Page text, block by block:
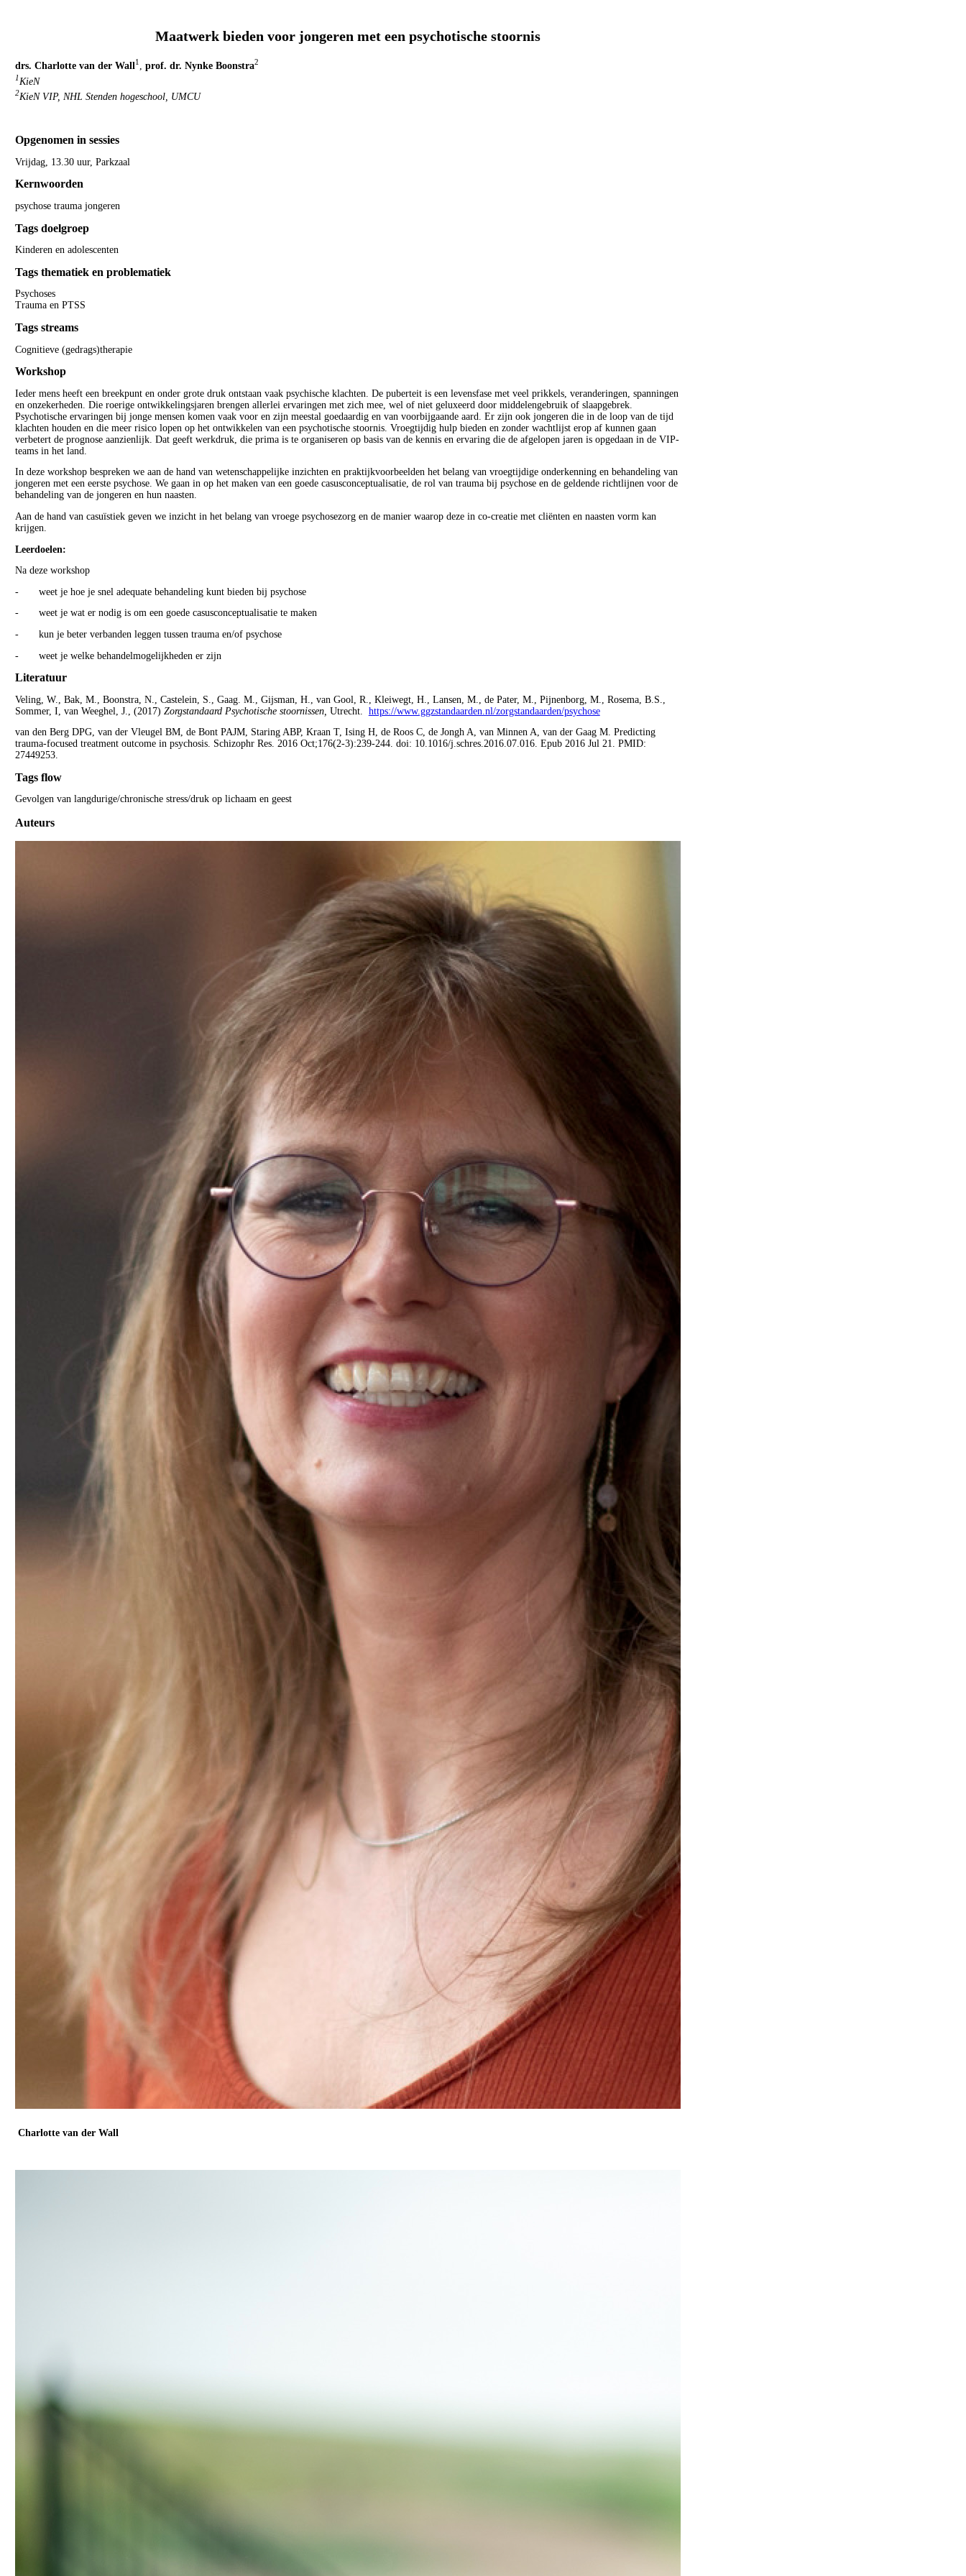
Maatwerk bieden voor jongeren met een psychotische stoornis
drs. Charlotte van der Wall 1 prof. dr. Nynke Boonstra2
1 KieN
2KieN VIP, NHL Stenden hogeschool, UMCU
Opgenomen in sessies
Vrijdag, 13.30 uur, Parkzaal
Kernwoorden
psychose trauma jongeren
Tags doelgroep
Kinderen en adolescenten
Tags thematiek en problematiek
Psychoses
Trauma en PTSS
Tags streams
Cognitieve (gedrags)therapie
Workshop
Ieder mens heeft een breekpunt en onder grote druk ontstaan vaak psychische klachten. De puberteit is een levensfase met veel prikkels, veranderingen, spanningen
en onzekerheden. Die roerige ontwikkelingsjaren brengen allerlei ervaringen met zich mee, wel of niet geluxeerd door middelengebruik of slaapgebrek.
Psychotische ervaringen bij jonge mensen komen vaak voor en zijn meestal goedaardig en van voorbijgaande aard. Er zijn ook jongeren die in de loop van de tijd
klachten houden en die meer risico lopen op het ontwikkelen van een psychotische stoornis. Vroegtijdig hulp bieden en zonder wachtlijst erop af kunnen gaan
verbetert de prognose aanzienlijk. Dat geeft werkdruk, die prima is te organiseren op basis van de kennis en ervaring die de afgelopen jaren is opgedaan in de VIP-
teams in het land.
In deze workshop bespreken we aan de hand van wetenschappelijke inzichten en praktijkvoorbeelden het belang van vroegtijdige onderkenning en behandeling van
jongeren met een eerste psychose. We gaan in op het maken van een goede casusconceptualisatie, de rol van trauma bij psychose en de geldende richtlijnen voor de
behandeling van de jongeren en hun naasten.
Aan de hand van casuïstiek geven we inzicht in het belang van vroege psychosezorg en de manier waarop deze in co-creatie met cliënten en naasten vorm kan
krijgen.
Leerdoelen:
Na deze workshop
- weet je hoe je snel adequate behandeling kunt bieden bij psychose
- weet je wat er nodig is om een goede casusconceptualisatie te maken
- kun je beter verbanden leggen tussen trauma en/of psychose
- weet je welke behandelmogelijkheden er zijn
Literatuur
Veling, W., Bak, M., Boonstra, N., Castelein, S., Gaag. M., Gijsman, H., van Gool, R., Kleiwegt, H., Lansen, M., de Pater, M., Pijnenborg, M., Rosema, B.S.,
Sommer, I, van Weeghel, J., (2017) Zorgstandaard Psychotische stoornissen, Utrecht. https://www.ggzstandaarden.nl/zorgstandaarden/psychose
van den Berg DPG, van der Vleugel BM, de Bont PAJM, Staring ABP, Kraan T, Ising H, de Roos C, de Jongh A, van Minnen A, van der Gaag M. Predicting
trauma-focused treatment outcome in psychosis. Schizophr Res. 2016 Oct;176(2-3):239-244. doi: 10.1016/j.schres.2016.07.016. Epub 2016 Jul 21. PMID:
27449253.
Tags flow
Gevolgen van langdurige/chronische stress/druk op lichaam en geest
Auteurs
Charlotte van der Wall